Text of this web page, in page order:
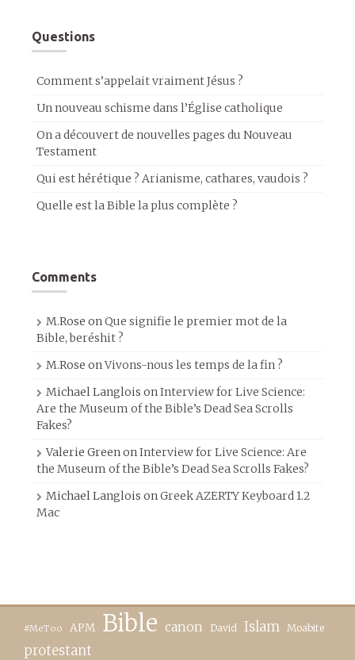
Questions
Comment s’appelait vraiment Jésus ?
Un nouveau schisme dans l’Église catholique
On a découvert de nouvelles pages du Nouveau
Testament
Qui est hérétique ? Arianisme, cathares, vaudois ?
Quelle est la Bible la plus complète ?
Comments
M.Rose onQue signifie le premier mot de la
Bible, beréshit ?
M.Rose onVivons-nous les temps de la fin ?
Michael Langlois onInterview for Live Science:
Are the Museum of the Bible’s Dead Sea Scrolls
Fakes?
Valerie GreenonInterview for Live Science: Are
the Museum of the Bible’s Dead Sea Scrolls Fakes?
Michael Langlois onGreek AZERTY Keyboard 1.2
Mac
#MeToo APM Bible canon David Islam Moabite
protestant